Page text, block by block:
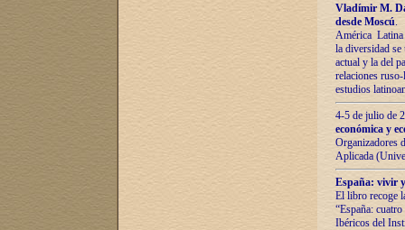
Vladímir М.
desde Moscú.
América Latina
la diversidad
actual у lа del
relaciones
estudios
4-5 de julio de
económica y
Organizadores
Aplicada
España: vivir
El libro recoge
“España:
Ibéricos del